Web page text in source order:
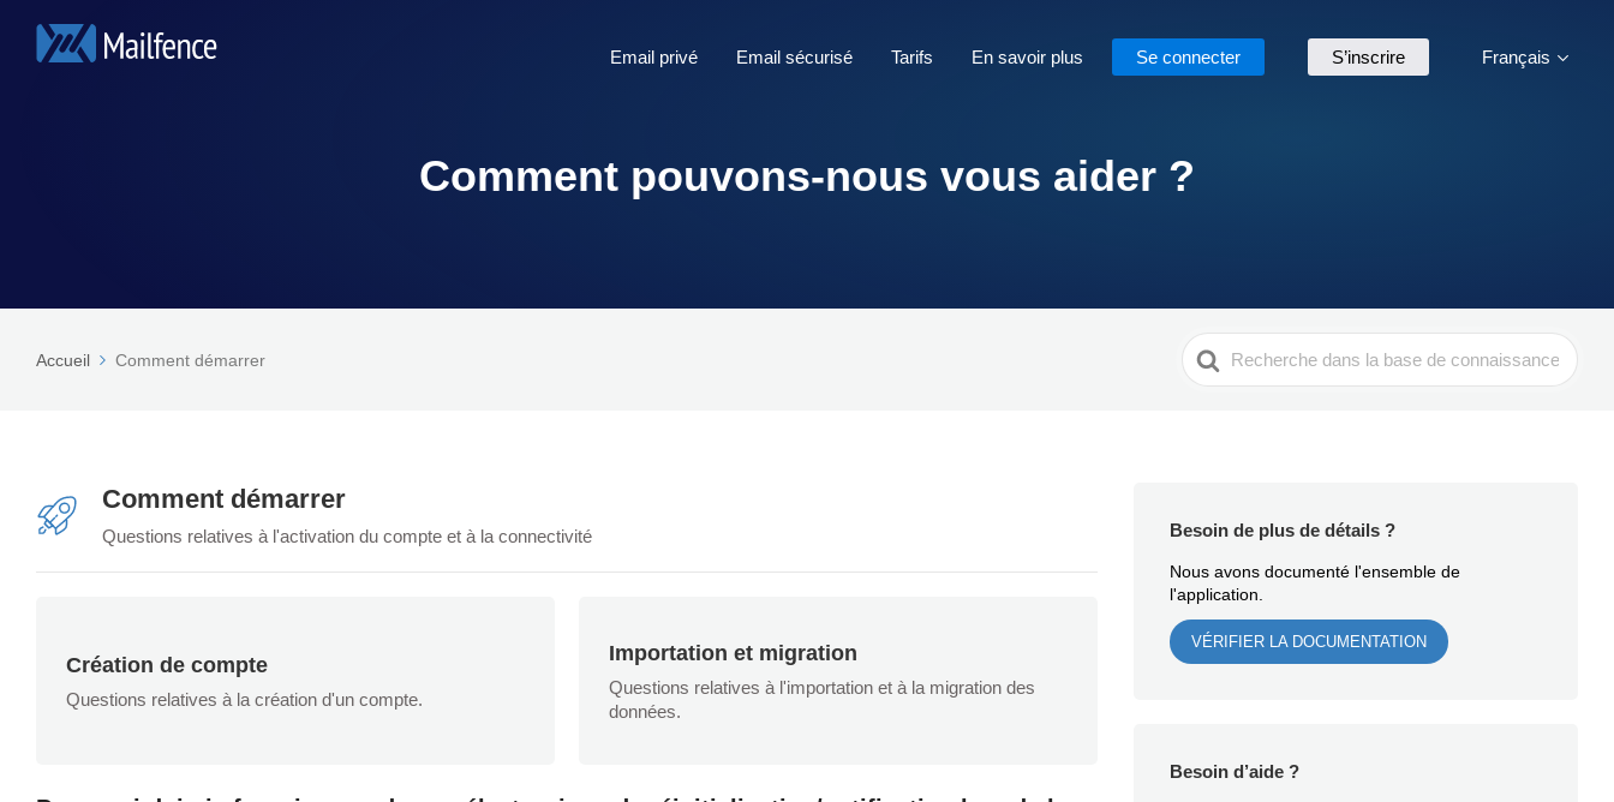
Email privé Email sécurisé Tarifs En savoir plus Se connecter S’inscrire Français
Comment pouvons-nous vous aider ?
Accueil Comment démarrer
Search
For
Comment démarrer
Questions relatives à l'activation du compte et à la connectivité
Création de compte
Questions relatives à la création d'un compte.
Importation et migration
Questions relatives à l'importation et à la migration des
données.
Besoin de plus de détails ?
Nous avons documenté l'ensemble de
l'application.
VÉRIFIER LA DOCUMENTATION
Besoin d’aide ?